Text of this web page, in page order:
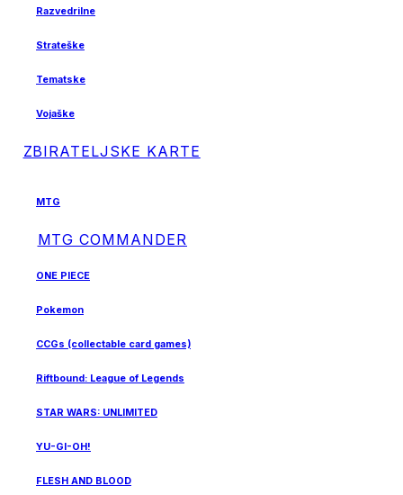
Razvedrilne
Strateške
Tematske
Vojaške
ZBIRATELJSKE KARTE
MTG
MTG COMMANDER
ONE PIECE
Pokemon
CCGs (collectable card games)
Riftbound: League of Legends
STAR WARS: UNLIMITED
YU-GI-OH!
FLESH AND BLOOD